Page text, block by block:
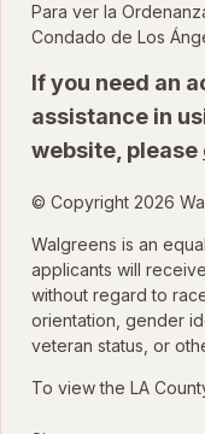
Para ver la
Condado de Los
If you need an
assistance in
website, please
© Copyright 2026
Walgreens is an
applicants will
without regard to
orientation, gender
veteran status, or
To view the LA